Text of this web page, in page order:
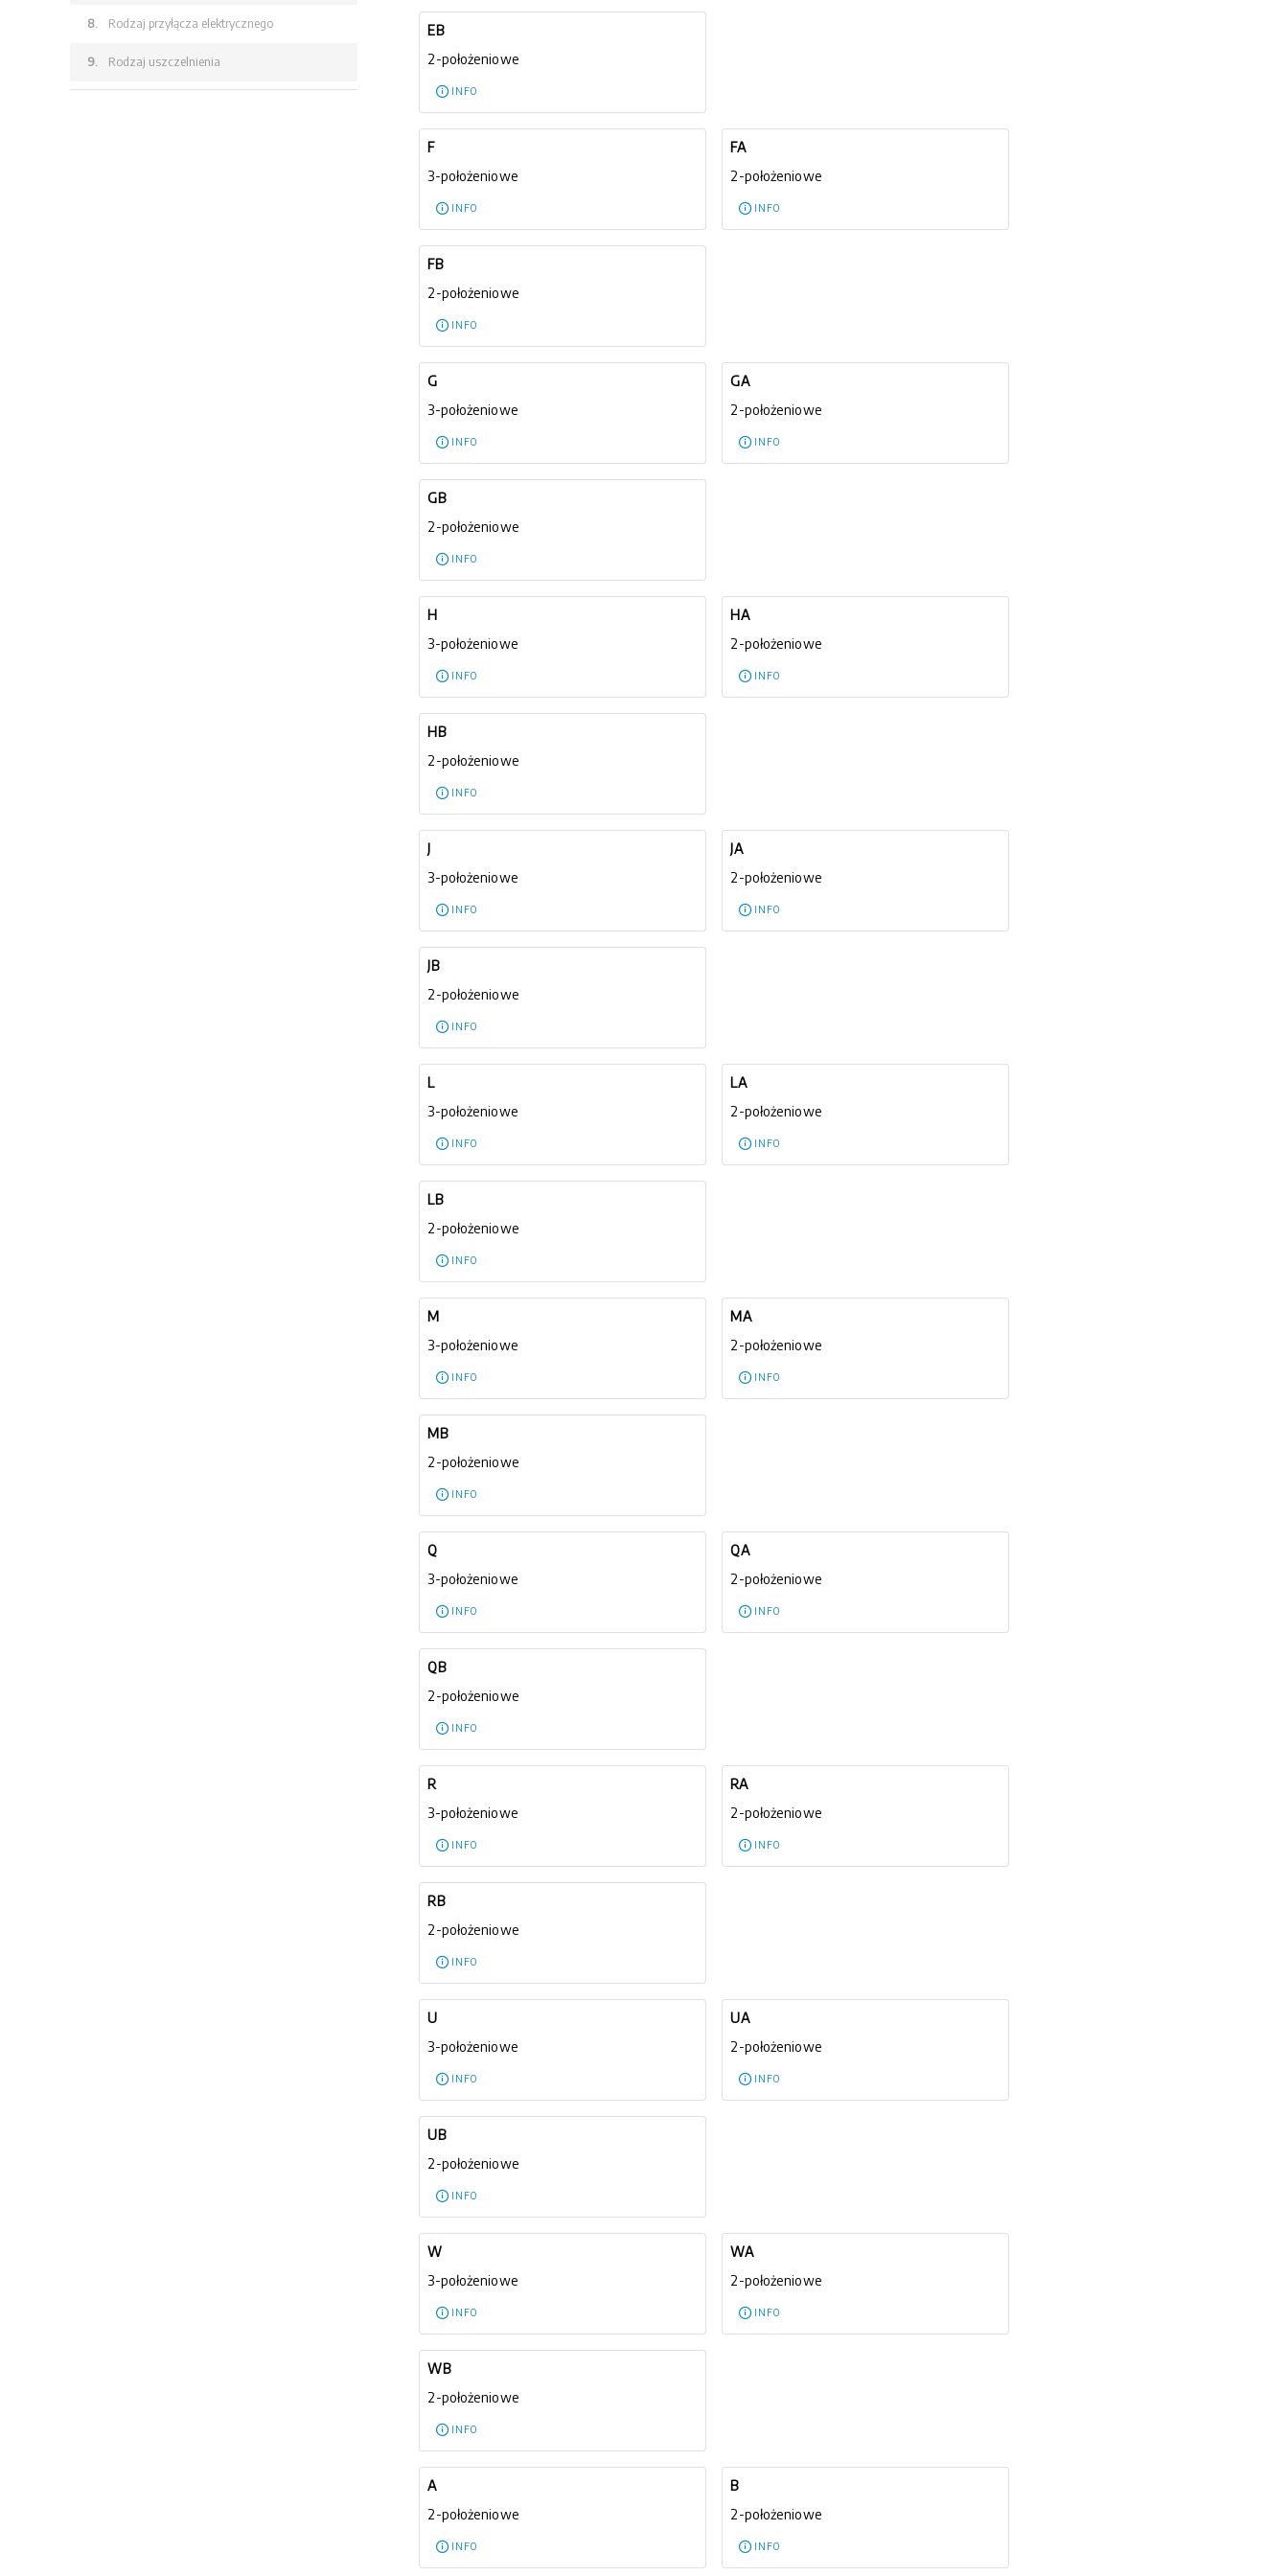
8. Rodzaj przyłącza elektrycznego
9. Rodzaj uszczelnienia
EB
2-położeniowe
INFO
F
3-położeniowe
INFO
FA
2-położeniowe
INFO
FB
2-położeniowe
INFO
G
3-położeniowe
INFO
GA
2-położeniowe
INFO
GB
2-położeniowe
INFO
H
3-położeniowe
INFO
HA
2-położeniowe
INFO
HB
2-położeniowe
INFO
J
3-położeniowe
INFO
JA
2-położeniowe
INFO
JB
2-położeniowe
INFO
L
3-położeniowe
INFO
LA
2-położeniowe
INFO
LB
2-położeniowe
INFO
M
3-położeniowe
INFO
MA
2-położeniowe
INFO
MB
2-położeniowe
INFO
Q
3-położeniowe
INFO
QA
2-położeniowe
INFO
QB
2-położeniowe
INFO
R
3-położeniowe
INFO
RA
2-położeniowe
INFO
RB
2-położeniowe
INFO
U
3-położeniowe
INFO
UA
2-położeniowe
INFO
UB
2-położeniowe
INFO
W
3-położeniowe
INFO
WA
2-położeniowe
INFO
WB
2-położeniowe
INFO
A
2-położeniowe
INFO
B
2-położeniowe
INFO